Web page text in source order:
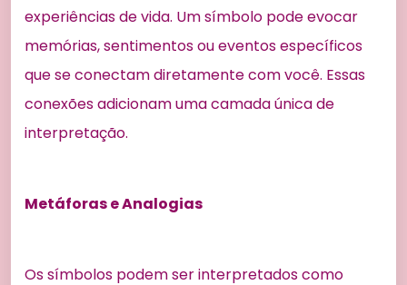
experiências de vida. Um símbolo pode evocar
memórias, sentimentos ou eventos específicos
que se conectam diretamente com você. Essas
conexões adicionam uma camada única de
interpretação.
Metáforas e Analogias
Os símbolos podem ser interpretados como